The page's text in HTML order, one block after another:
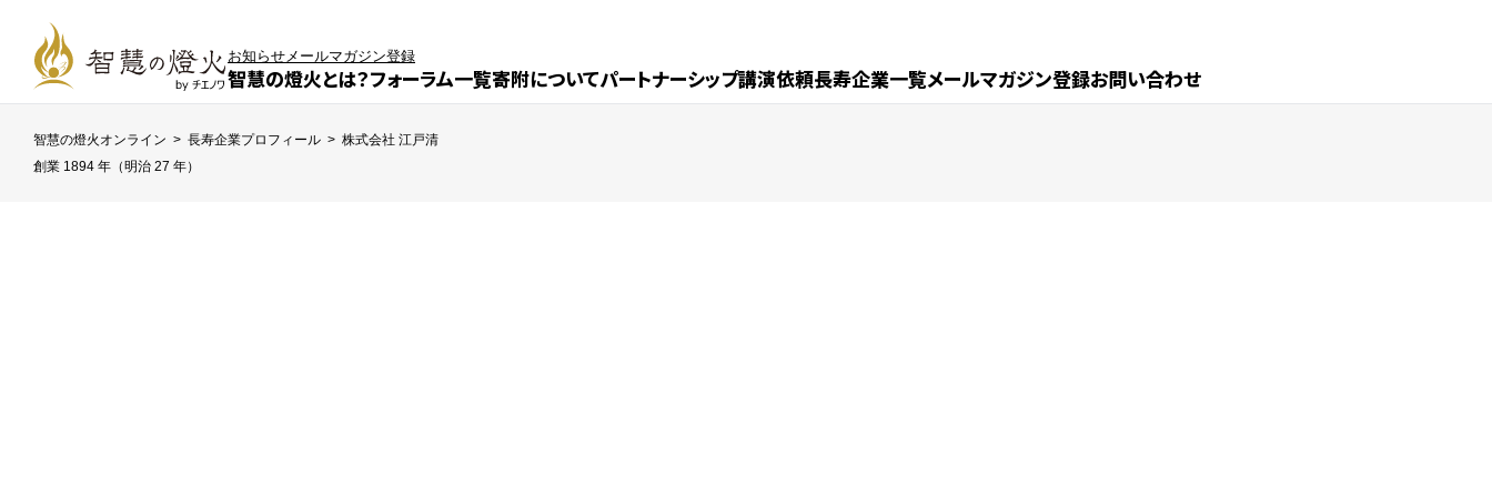
智慧の燈火とは？フォーラム一覧寄附についてパートナーシップ講演依頼長寿企業一覧メールマガジン登録お問い合わせ
お知らせメールマガジン登録
智慧の燈火オンライン > 長寿企業プロフィール > 株式会社 江戸清
創業 1894 年（明治 27 年）